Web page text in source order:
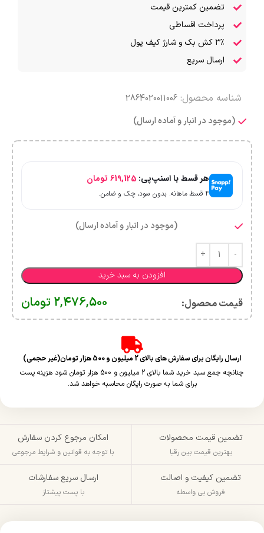
تضمین کمترین قیمت
پرداخت اقساطی
۳٪ کش بک و شارژ کیف پول
ارسال سریع
شناسه محصول: 2864020011006
(موجود در انبار و آماده ارسال)
هر قسط با اسنپ‌پی: 619,125 تومان
۴ قسط ماهانه. بدون سود، چک و ضامن.
(موجود در انبار و آماده ارسال)
افزودن به سبد خرید
قیمت محصول:​ 2,476,500 تومان
ارسال رایگان برای سفارش های بالای 2 میلیون و 500 هزار تومان(غیر حجمی)
چنانچه جمع سبد خرید شما بالای 2 میلیون و 500 هزار تومان شود هزینه پست
برای شما به صورت رایگان محاسبه خواهد شد.
تضمین قیمت محصولات
بهترین قیمت بین رقبا
امکان مرجوع کردن سفارش
با توجه به قوانین و شرایط مرجوعی
تضمین کیفیت و اصالت
فروش بی واسطه
ارسال سریع سفارشات
با پست پیشتاز